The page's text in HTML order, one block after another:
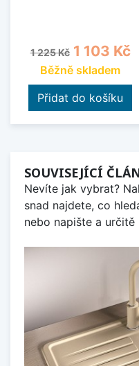
Běžná cena
1 225 Kč Cena
1 103 Kč
Běžně skladem
Přidat do košíku
SOUVISEJÍCÍ
Nevíte jak vybrat?
snad najdete, co
nebo napište a určitě